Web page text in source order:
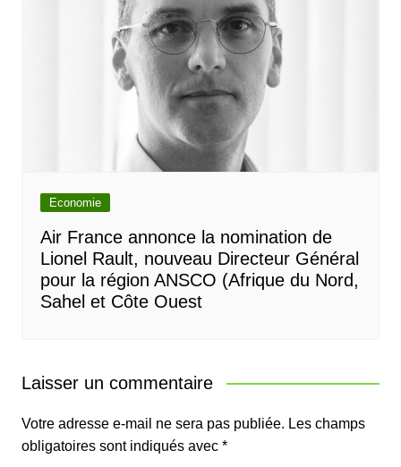
Economie
Air France annonce la nomination de
Lionel Rault, nouveau Directeur Général
pour la région ANSCO (Afrique du Nord,
Sahel et Côte Ouest
Laisser un commentaire
Votre adresse e-mail ne sera pas publiée. Les champs
obligatoires sont indiqués avec *